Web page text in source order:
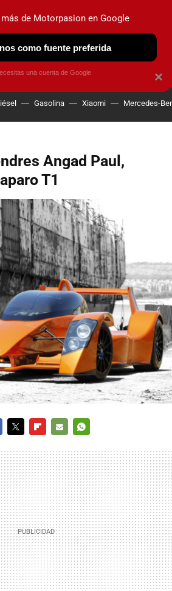
ELÉCTRICOS OBSERVATORIO
Gasolina Xiaomi Mercedes-
Angad Paul,
T1
MAIL
×
más de Motorpasion en Google
como fuente preferida
una cuenta de Google